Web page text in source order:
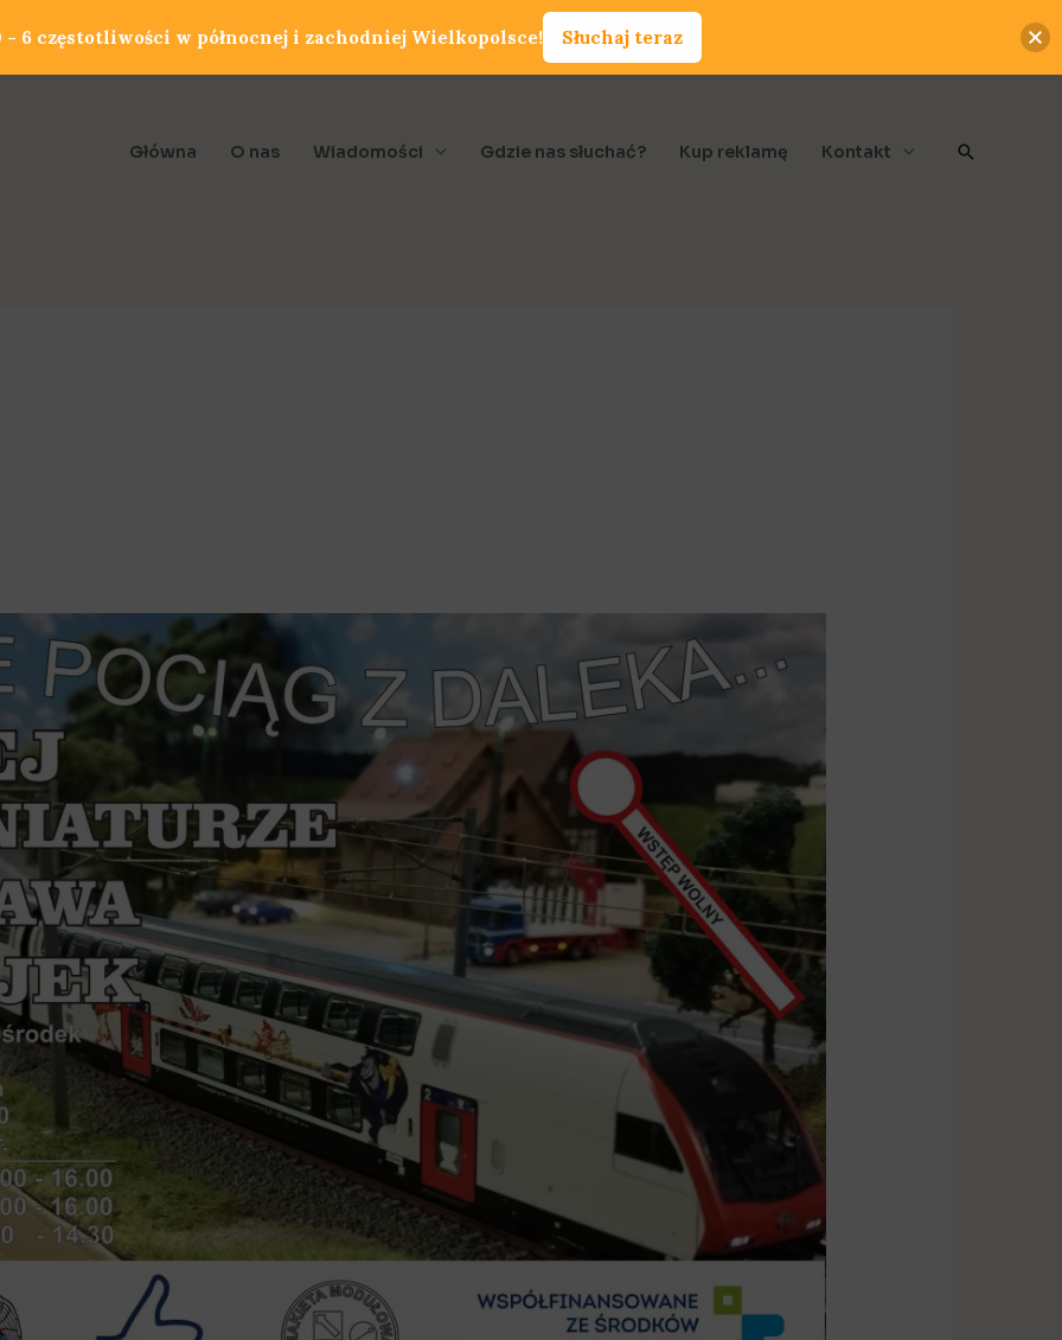
Główna O nas Wiadomości Gdzie nas słuchać? Kup reklamę Kontakt Szukaj
6 częstotliwości w północnej i zachodniej Wielkopolsce! Słuchaj teraz